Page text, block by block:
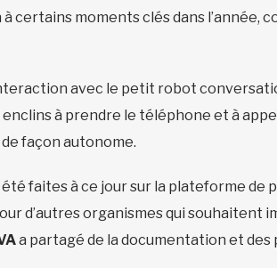
certains moments clés dans l’année,
avec le petit robot
à prendre le téléphone et à
façon autonome.
faites à ce jour sur la plateforme de
d’autres organismes qui souhaitent
a partagé de la documentation et des